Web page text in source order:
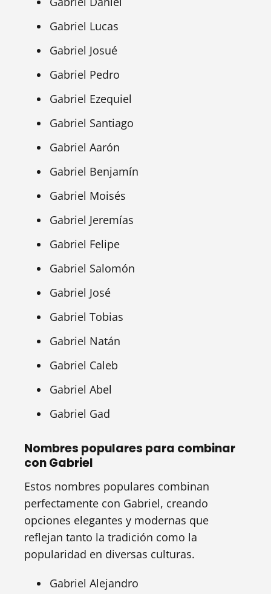
Gabriel Lucas
Gabriel Josué
Gabriel Pedro
Gabriel Ezequiel
Gabriel Santiago
Gabriel Aarón
Gabriel Benjamín
Gabriel Moisés
Gabriel Jeremías
Gabriel Felipe
Gabriel Salomón
Gabriel José
Gabriel Tobias
Gabriel Natán
Gabriel Caleb
Gabriel Abel
Gabriel Gad
Nombres populares para combinar
con Gabriel
Estos nombres populares combinan
perfectamente con Gabriel, creando
opciones elegantes y modernas que
reflejan tanto la tradición como la
popularidad en diversas culturas.
Gabriel Alejandro